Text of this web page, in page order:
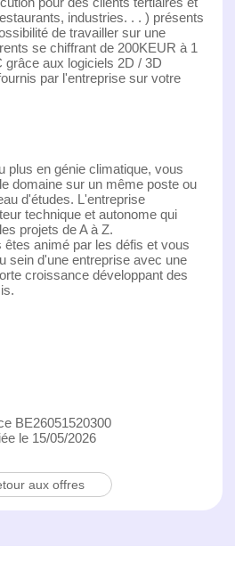
industries. . . ) présents
de travailler sur une
se chiffrant de 200KEUR à 1
aux logiciels 2D / 3D
par l'entreprise sur votre
plus en génie climatique, vous
domaine sur un même poste ou
d'études. L'entreprise
technique et autonome qui
projets de A à Z.
êtes animé par les défis et vous
sein d'une entreprise avec une
croissance développant des
BE26051520300
le 15/05/2026
aux offres